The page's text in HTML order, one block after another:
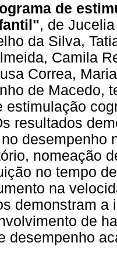
de
, de
da Silva,
Camila
Correa,
de Macedo,
estimulação
resultados
desempenho
nomeação
no tempo
na
demonstram a
de
desempenho